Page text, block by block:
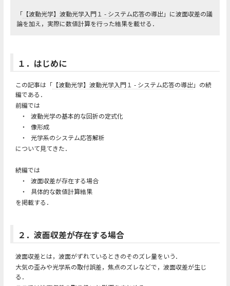
「【波動光学】波動光学入門１ - システム応答の導出 」に波面収差の議
論を加え，実際に数値計算を行った結果を載せる．
１．はじめに
この記事は「【波動光学】波動光学入門１ - システム応答の導出 」の続
編である．
前編では
・
波動光学の基本的な回折の定式化
・
像形成
・
光学系のシステム応答解析
について見てきた．
続編では
・
波面収差が存在する場合
・
具体的な数値計算結果
を掲載する．
２．波面収差が存在する場合
波面収差とは，波面がずれているときのそのズレ量をいう．
大気の歪みや光学系の取付誤差，焦点のズレなどで，波面収差が生じ
る．